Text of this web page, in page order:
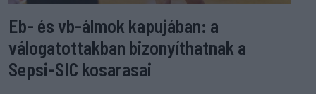
Eb- és vb-álmok kapujában: a
válogatottakban bizonyíthatnak a
Sepsi-SIC kosarasai